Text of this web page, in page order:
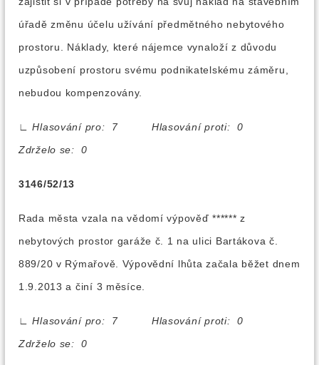
úřadě změnu účelu užívání předmětného nebytového
prostoru. Náklady, které nájemce vynaloží z důvodu
uzpůsobení prostoru svému podnikatelskému záměru,
nebudou kompenzovány.
∟
Hlasování pro: 7 Hlasování proti: 0
Zdrželo se: 0
3146/52/13
Rada města vzala na vědomí výpověď ****** z
nebytových prostor garáže č. 1 na ulici Bartákova č.
889/20 v Rýmařově. Výpovědní lhůta začala běžet dnem
1.9.2013 a činí 3 měsíce.
∟
Hlasování pro: 7 Hlasování proti: 0
Zdrželo se: 0